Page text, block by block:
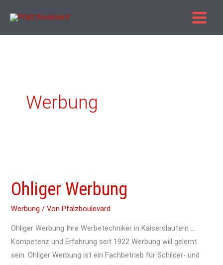
Inhalt
springen
Werbung
Ohliger Werbung
Werbung / VonPfalzboulevard
Ohliger Werbung Ihre Werbetechniker in Kaiserslautern …
Kompetenz und Erfahrung seit 1922 Werbung will gelernt
sein. Ohliger Werbung ist ein Fachbetrieb für Schilder- und